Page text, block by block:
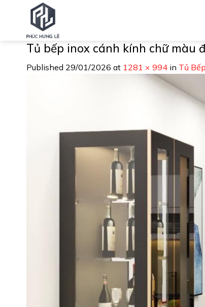
Tủ bếp inox cánh kính chữ màu
Published 29/01/2026 at 1281 × 994 in Tủ